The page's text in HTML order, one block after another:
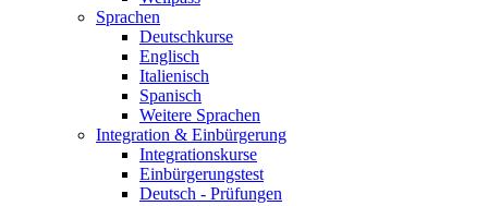
Sprachen
Deutschkurse
Englisch
Italienisch
Spanisch
Weitere Sprachen
Integration & Einbürgerung
Integrationskurse
Einbürgerungstest
Deutsch - Prüfungen